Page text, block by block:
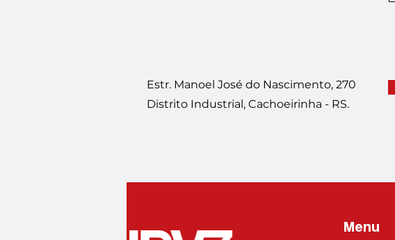
Estr. Manoel José do Nascimento, 270
Distrito Industrial, Cachoeirinha - RS.
Menu